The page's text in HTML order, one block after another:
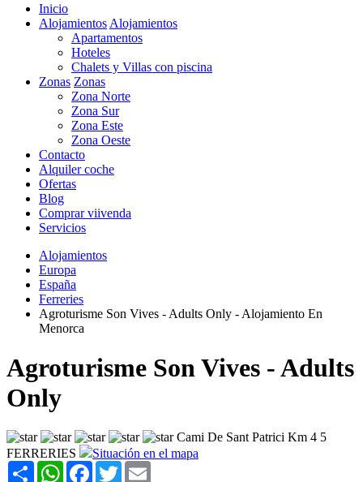
Inicio
Alojamientos Alojamientos
Apartamentos
Hoteles
Chalets y Villas con piscina
Zonas Zonas
Zona Norte
Zona Sur
Zona Este
Zona Oeste
Contacto
Alquiler coche
Ofertas
Blog
Comprar viivenda
Servicios
Alojamientos
Europa
España
Ferreries
Agroturisme Son Vives - Adults Only - Alojamiento En
Menorca
Agroturisme Son Vives - Adults
Only
Cami De Sant Patrici Km 4 5
FERRERIES
Situación en el mapa
Share WhatsAppFacebook
Twitter